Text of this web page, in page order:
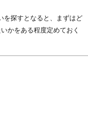
を探すとなると、まずはど
かをある程度定めておく